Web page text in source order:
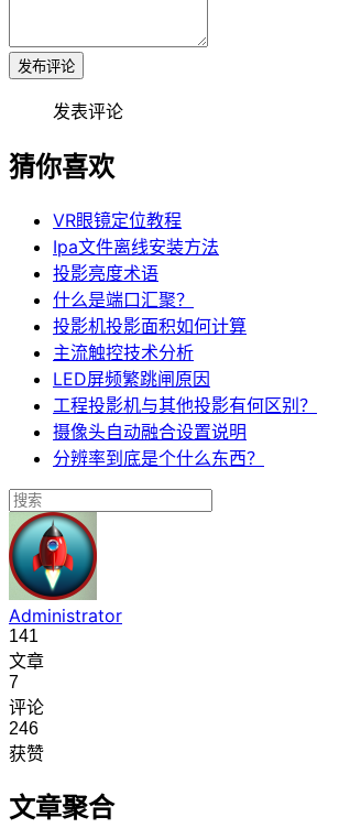
发布评论
发表评论
猜你喜欢
VR眼镜定位教程
Ipa文件离线安装方法
投影亮度术语
什么是端口汇聚？
投影机投影面积如何计算
主流触控技术分析
LED屏频繁跳闸原因
工程投影机与其他投影有何区别？
摄像头自动融合设置说明
分辨率到底是个什么东西？
Administrator
141
文章
7
评论
246
获赞
文章聚合